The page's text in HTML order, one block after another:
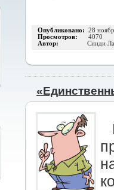
Опубликовано: 28
Просмотров: 4070
Автор: Синди